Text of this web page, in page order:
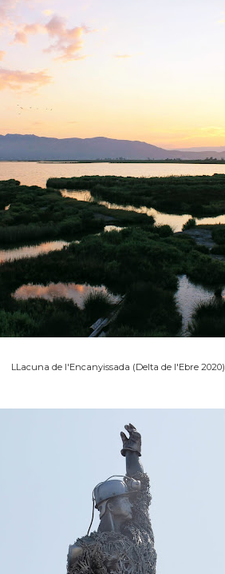
LLacuna de l'Encanyissada (Delta de l'Ebre 2020)